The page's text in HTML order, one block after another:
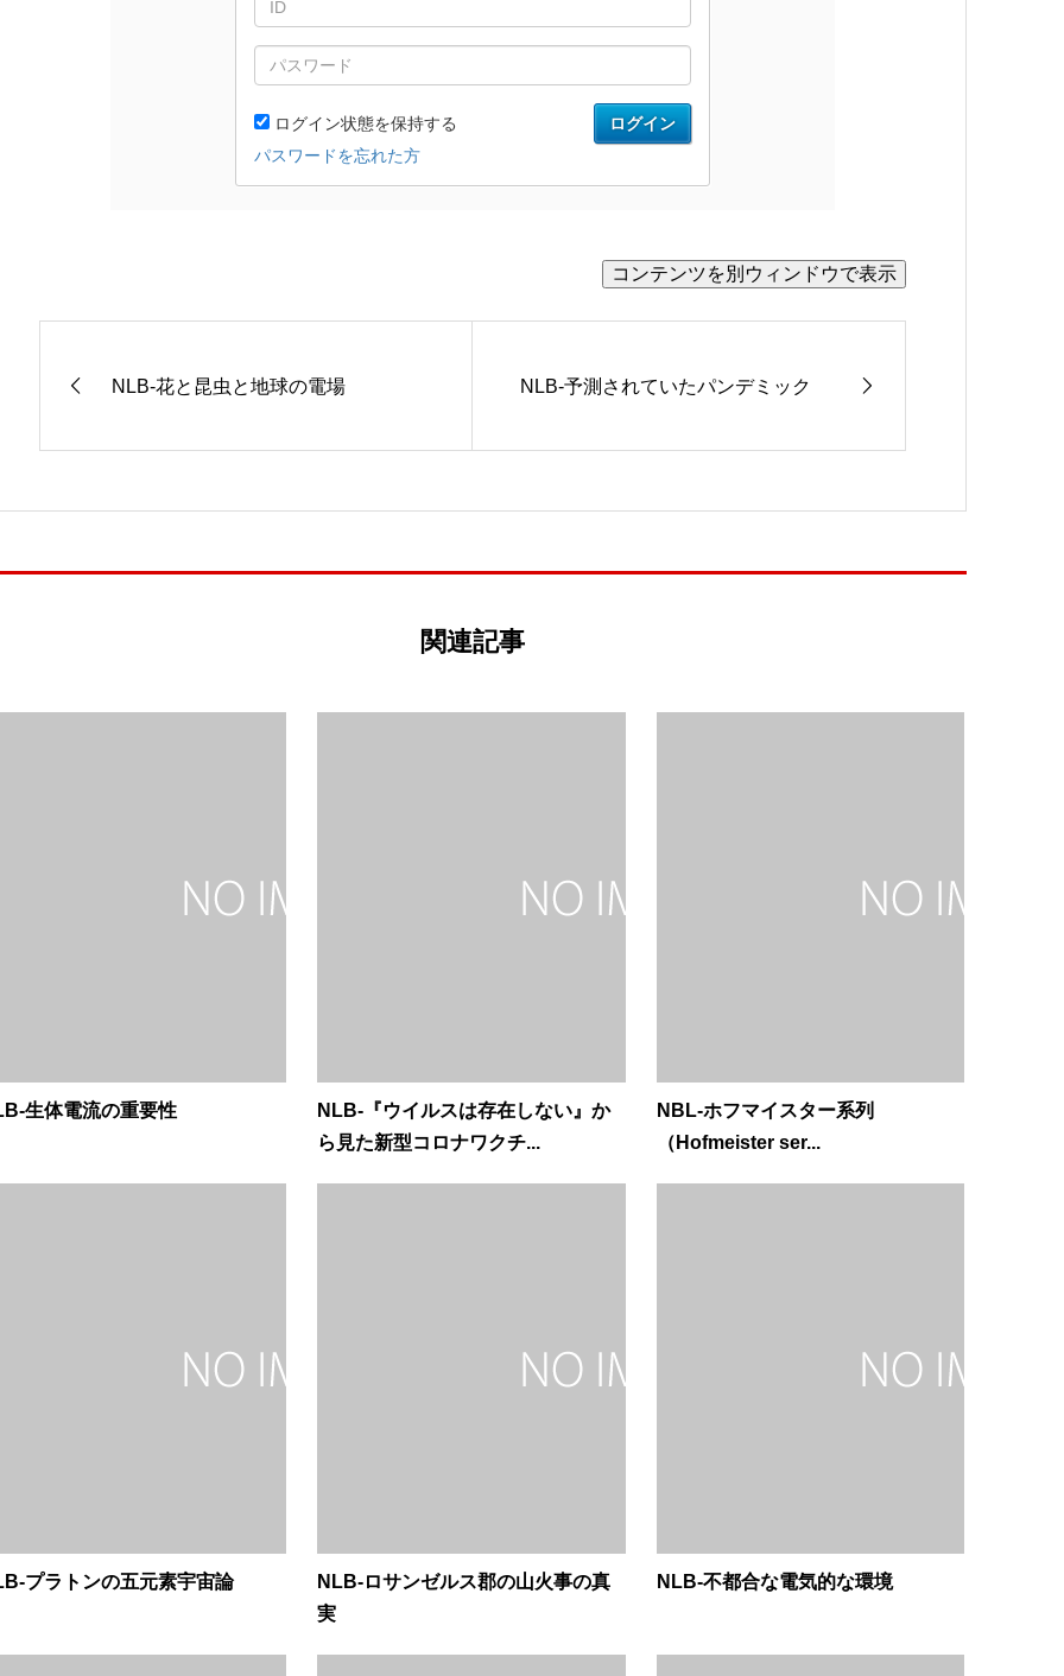
NLB-花と昆虫と地球の電場 NLB-予測されていたパンデミック
関連記事
生体電流の重要性
NLB-『ウイルスは存在しない』か
ら見た新型コロナワクチ...
NBL-ホフマイスター系列
（Hofmeister ser...
プラトンの五元素宇宙論
NLB-ロサンゼルス郡の山火事の真
実
NLB-不都合な電気的な環境